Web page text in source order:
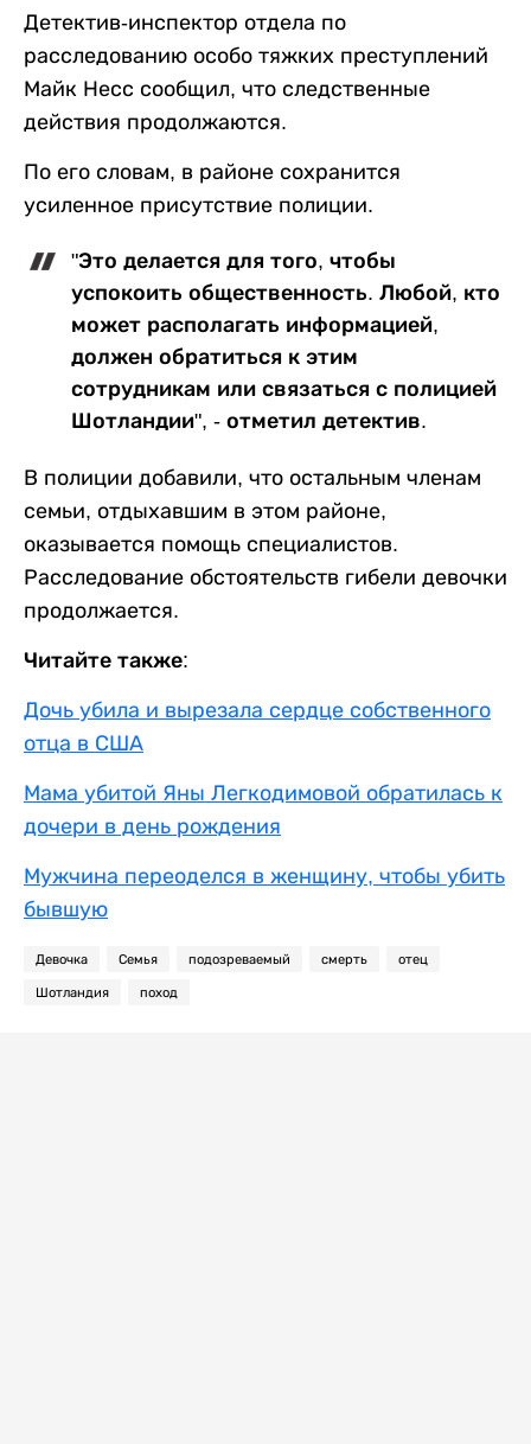
Детектив-инспектор отдела по
расследованию особо тяжких преступлений
Майк Несс сообщил, что следственные
действия продолжаются.
По его словам, в районе сохранится
усиленное присутствие полиции.
"Это делается для того, чтобы
успокоить общественность. Любой, кто
может располагать информацией,
должен обратиться к этим
сотрудникам или связаться с полицией
Шотландии", - отметил детектив.
В полиции добавили, что остальным членам
семьи, отдыхавшим в этом районе,
оказывается помощь специалистов.
Расследование обстоятельств гибели девочки
продолжается.
Читайте также:
Дочь убила и вырезала сердце собственного
отца в США
Мама убитой Яны Легкодимовой обратилась к
дочери в день рождения
Мужчина переоделся в женщину, чтобы убить
бывшую
Девочка Семья подозреваемый смерть отец
Шотландия поход